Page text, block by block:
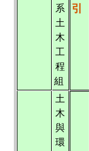
系
土
木
工
程
組
引
土
木
與
環